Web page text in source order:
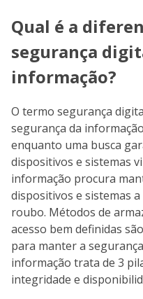
Qual é a
segurança
informação?
O termo segurança
segurança da
enquanto uma busca
dispositivos e sistemas
informação procura
dispositivos e sistemas
roubo. Métodos de
acesso bem definidas
para manter a
informação trata de 3
integridade e